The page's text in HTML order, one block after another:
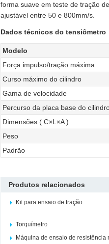
forma suave em teste de tração
ajustável entre 50 e 800mm/s.
Dados técnicos do tensiômetro
Modelo
Força impulso/tração máxima
Curso máximo do cilindro
Gama de velocidade
Percurso da placa base do
Dimensões ( C×L×A )
Peso
Padrão
Produtos relacionados
Kit para ensaio de tração
Torquímetro
Máquina de ensaio de resistência